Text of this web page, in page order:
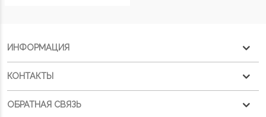
ИНФОРМАЦИЯ
КОНТАКТЫ
ОБРАТНАЯ СВЯЗЬ